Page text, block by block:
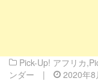
Pick-Up! アフリカ,
ンダー
| 2020年8